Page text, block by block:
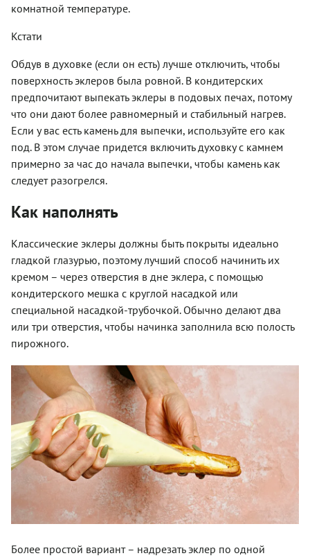
комнатной температуре.
Кстати
Обдув в духовке (если он есть) лучше отключить, чтобы
поверхность эклеров была ровной. В кондитерских
предпочитают выпекать эклеры в подовых печах, потому
что они дают более равномерный и стабильный нагрев.
Если у вас есть камень для выпечки, используйте его как
под. В этом случае придется включить духовку с камнем
примерно за час до начала выпечки, чтобы камень как
следует разогрелся.
Как наполнять
Классические эклеры должны быть покрыты идеально
гладкой глазурью, поэтому лучший способ начинить их
кремом – через отверстия в дне эклера, с помощью
кондитерского мешка с круглой насадкой или
специальной насадкой-трубочкой. Обычно делают два
или три отверстия, чтобы начинка заполнила всю полость
пирожного.
Более простой вариант – надрезать эклер по одной